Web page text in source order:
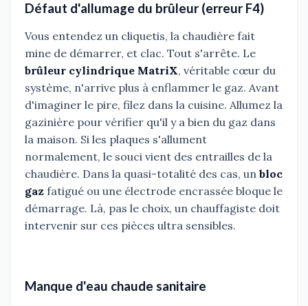
Défaut d'allumage du brûleur (erreur F4)
Vous entendez un cliquetis, la chaudière fait
mine de démarrer, et clac. Tout s'arrête. Le
brûleur cylindrique MatriX, véritable cœur du
système, n'arrive plus à enflammer le gaz. Avant
d'imaginer le pire, filez dans la cuisine. Allumez la
gazinière pour vérifier qu'il y a bien du gaz dans
la maison. Si les plaques s'allument
normalement, le souci vient des entrailles de la
chaudière. Dans la quasi-totalité des cas, un bloc
gaz fatigué ou une électrode encrassée bloque le
démarrage. Là, pas le choix, un chauffagiste doit
intervenir sur ces pièces ultra sensibles.
Manque d'eau chaude sanitaire